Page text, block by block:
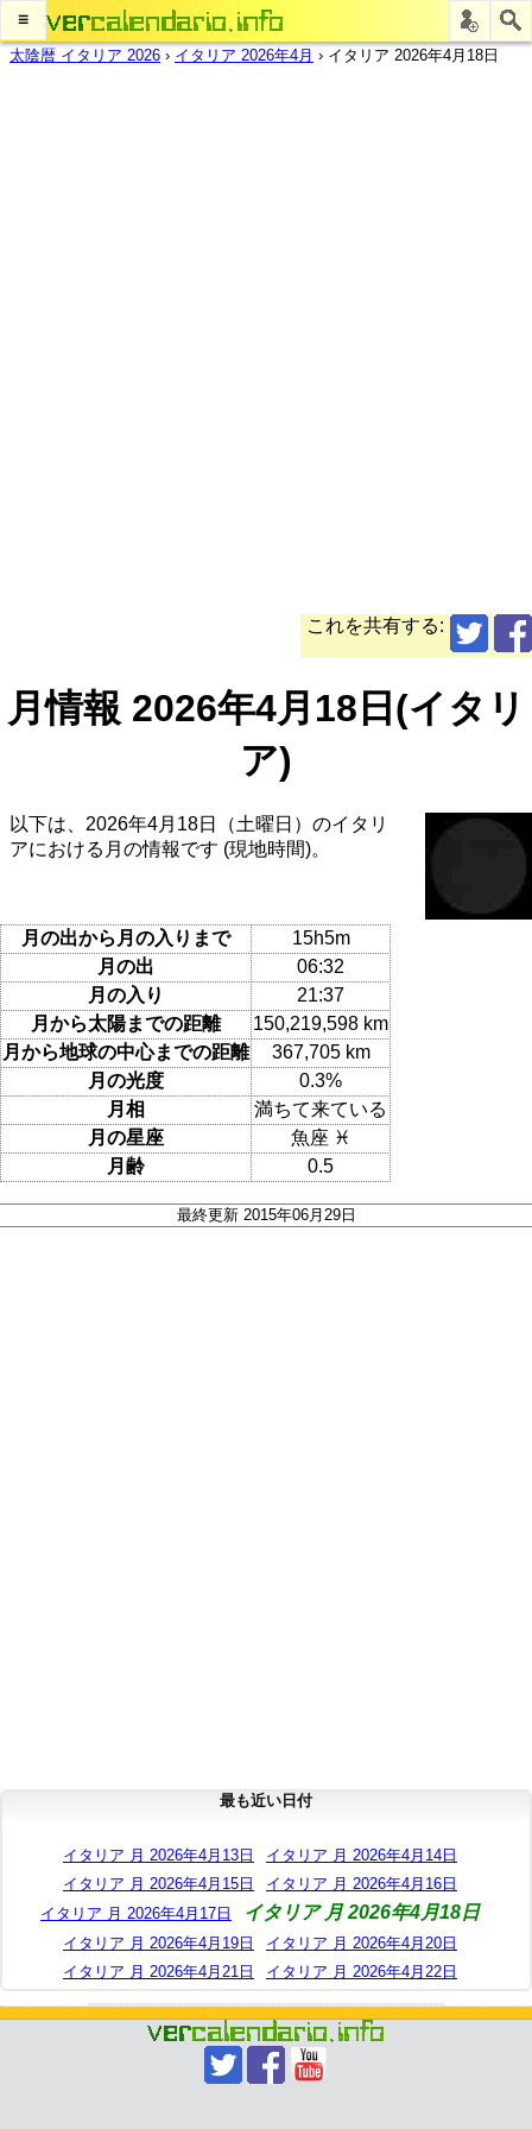
≡
太陰暦 イタリア 2026 › イタリア 2026年4月 › イタリア 2026年4月18日
これを共有する:
月情報 2026年4月18日(イタリ
ア)
以下は、2026年4月18日（土曜日）のイタリ
アにおける月の情報です (現地時間)。
月の出から月の入りまで
15h5m
月の出
06:32
月の入り
21:37
月から太陽までの距離
150,219,598 km
月から地球の中心までの距離
367,705 km
月の光度
0.3%
月相
満ちて来ている
月の星座
魚座 ♓
月齢
0.5
最終更新 2015年06月29日
最も近い日付
イタリア 月 2026年4月13日
イタリア 月 2026年4月14日
イタリア 月 2026年4月15日
イタリア 月 2026年4月16日
イタリア 月 2026年4月17日
イタリア 月 2026年4月18日
イタリア 月 2026年4月19日
イタリア 月 2026年4月20日
イタリア 月 2026年4月21日
イタリア 月 2026年4月22日